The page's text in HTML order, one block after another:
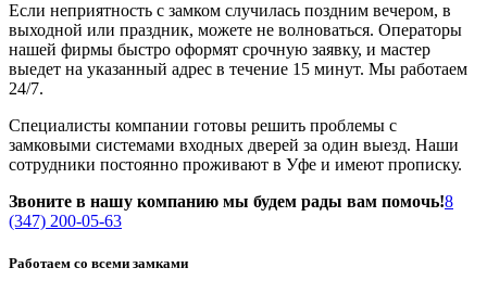
Если неприятность с замком случилась поздним вечером, в
выходной или праздник, можете не волноваться. Операторы
нашей фирмы быстро оформят срочную заявку, и мастер
выедет на указанный адрес в течение 15 минут. Мы работаем
24/7.
Специалисты компании готовы решить проблемы с
замковыми системами входных дверей за один выезд. Наши
сотрудники постоянно проживают в Уфе и имеют прописку.
Звоните в нашу компанию мы будем рады вам помочь!8
(347) 200-05-63
Работаем со всеми замками